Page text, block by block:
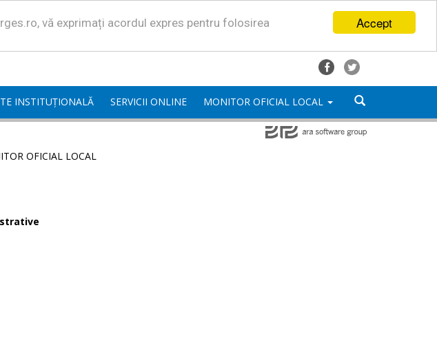
Accept
vă exprimați acordul expres pentru folosirea
INSTITUȚIONALĂ SERVICII ONLINE MONITOR OFICIAL LOCAL
OFICIAL LOCAL